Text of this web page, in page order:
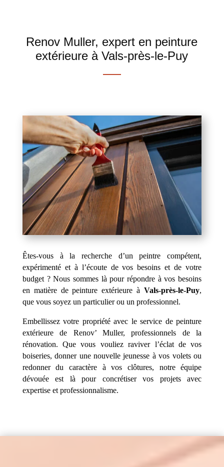
Renov Muller, expert en peinture
extérieure à Vals-près-le-Puy
Êtes-vous à la recherche d’un peintre compétent,
expérimenté et à l’écoute de vos besoins et de votre
budget ? Nous sommes là pour répondre à vos besoins
en matière de peinture extérieure àVals-près-le-Puy,
que vous soyez un particulier ou un professionnel.
Embellissez votre propriété avec le service de peinture
extérieure de Renov’ Muller, professionnels de la
rénovation. Que vous vouliez raviver l’éclat de vos
boiseries, donner une nouvelle jeunesse à vos volets ou
redonner du caractère à vos clôtures, notre équipe
dévouée est là pour concrétiser vos projets avec
expertise et professionnalisme.